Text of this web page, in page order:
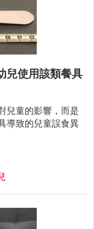
兒使用該類餐具
兒童的影響，而是
導致的兒童誤食異